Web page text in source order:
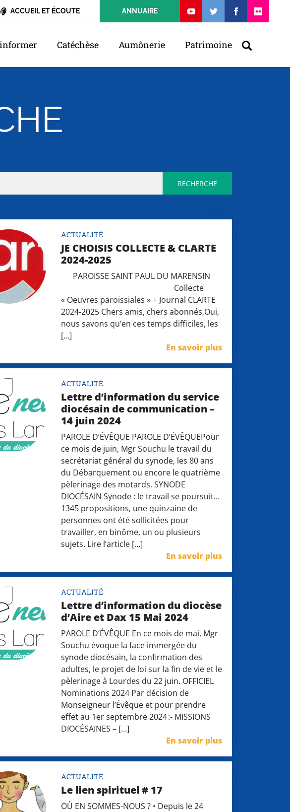
ACCUEIL ET ÉCOUTE ANNUAIRE
Catéchèse Aumônerie Patrimoine
ACTUALITÉ
JE CHOISIS COLLECTE & CLARTE
2024-2025
PAROISSE SAINT PAUL DU MARENSIN
Collecte
« Oeuvres paroissiales » + Journal CLARTE
2024-2025 Chers amis, chers abonnés,Oui,
nous savons qu’en ces temps difficiles, les
[…]
En savoir plus
ACTUALITÉ
Lettre d’information du service
diocésain de communication –
14 juin 2024
PAROLE D’ÉVÊQUE PAROLE D’ÉVÊQUEPour
ce mois de juin, Mgr Souchu le travail du
secrétariat général du synode, les 80 ans
du Débarquement ou encore le quatrième
pèlerinage des motards. SYNODE
DIOCÉSAIN Synode : le travail se poursuit…
1345 propositions, une quinzaine de
personnes ont été sollicitées pour
travailler, en binôme, un ou plusieurs
sujets. Lire l’article […]
En savoir plus
ACTUALITÉ
Lettre d’information du diocèse
d’Aire et Dax 15 Mai 2024
PAROLE D’ÉVÊQUE En ce mois de mai, Mgr
Souchu évoque la face immergée du
synode diocésain, la confirmation des
adultes, le projet de loi sur la fin de vie et le
pèlerinage à Lourdes du 22 juin. OFFICIEL
Nominations 2024 Par décision de
Monseigneur l’Évêque et pour prendre
effet au 1er septembre 2024 :- MISSIONS
DIOCÉSAINES – […]
En savoir plus
ACTUALITÉ
Le lien spirituel # 17
OÙ EN SOMMES-NOUS ? • Depuis le 24